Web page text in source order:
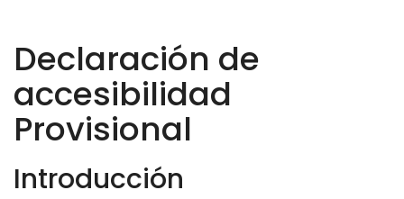
navegación
Declaración de
accesibilidad
Provisional
Introducción